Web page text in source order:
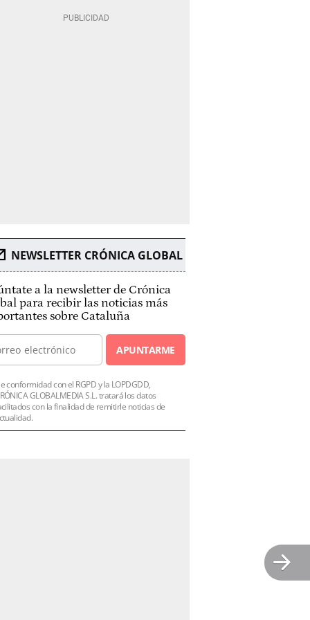
NEWSLETTER CRÓNICA GLOBAL
a la newsletter de Crónica
para recibir las noticias más
sobre Cataluña
APUNTARME
conformidad con el RGPD y la LOPDGDD,
GLOBALMEDIA S.L. tratará los datos
con la finalidad de remitirle noticias de